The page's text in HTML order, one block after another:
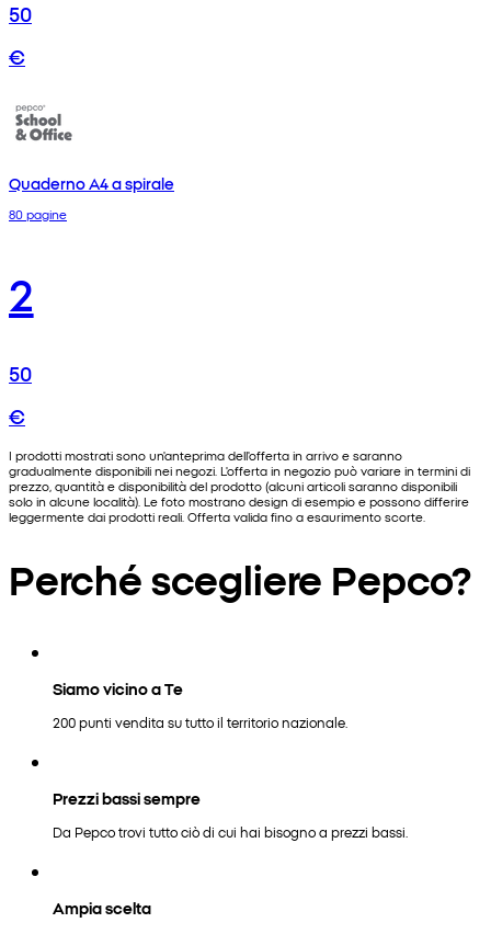
50
€
Quaderno A4 a spirale
80 pagine
2
50
€
I prodotti mostrati sono un'anteprima dell'offerta in arrivo e saranno
gradualmente disponibili nei negozi. L'offerta in negozio può variare in termini di
prezzo, quantità e disponibilità del prodotto (alcuni articoli saranno disponibili
solo in alcune località). Le foto mostrano design di esempio e possono differire
leggermente dai prodotti reali. Offerta valida fino a esaurimento scorte.
Perché scegliere Pepco?
Siamo vicino a Te
200 punti vendita su tutto il territorio nazionale.
Prezzi bassi sempre
Da Pepco trovi tutto ciò di cui hai bisogno a prezzi bassi.
Ampia scelta